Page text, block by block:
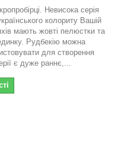
Невисока серія
колориту Вашій
мають жовті пелюстки та
Рудбекію можна
для створення
є дуже раннє,...